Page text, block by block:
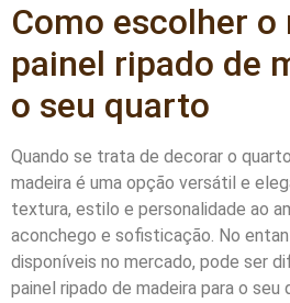
Como escolher o
painel ripado de
o seu quarto
Quando se trata de decorar o
madeira é uma opção versátil e
textura, estilo e personalidade ao
aconchego e sofisticação. No
disponíveis no mercado, pode ser
painel ripado de madeira para o seu